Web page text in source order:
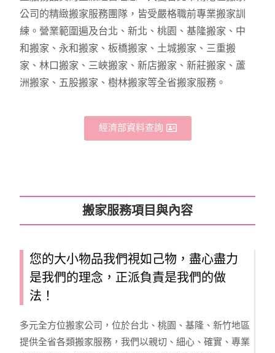
公司的精緻搬家服務團隊，皆受嚴格職前專業搬家訓
練。營業範圍遍及台北、新北、桃園、基隆搬家、中
和搬家、永和搬家、板橋搬家、土城搬家、三重搬
家、林口搬家、三峽搬家、新店搬家、新莊搬家、蘆
洲搬家、五股搬家、樹林搬家等全省搬家服務。
經濟部資料查詢
搬家服務項目與內容
您的大小物品我們視如己物，盡心盡力
是我們的理念，正派負責是我們的做
法！
多元全方位搬家公司，位於台北、桃園、基隆、新竹地區
提供全省各類搬家服務，我們以親切、細心、確實、專業